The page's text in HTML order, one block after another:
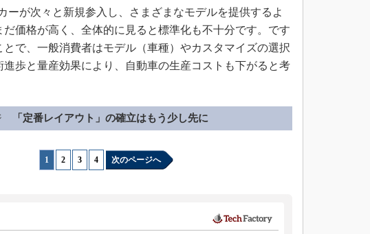
が次々と新規参入し、さまざまなモデルを提供するよ
価格が高く、全体的に見ると標準化も不十分です。です
で、一般消費者はモデル（車種）やカスタマイズの選択
歩と量産効果により、自動車の生産コストも下がると考
「定番レイアウト」の確立はもう少し先に
1 2 3 4 次のページへ